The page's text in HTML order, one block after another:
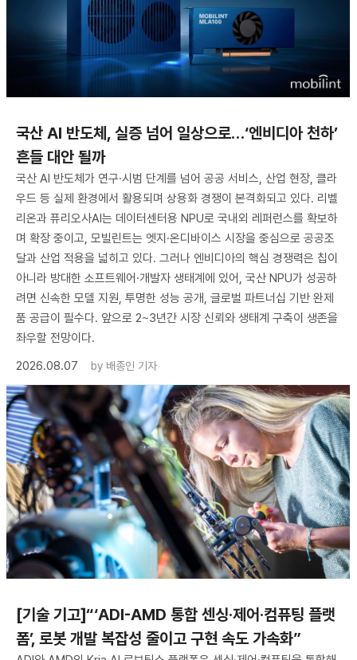
국산 AI 반도체, 실증 넘어 일상으로…‘엔비디아 천하’
흔들 대안 될까
국산 AI 반도체가 연구·시범 단계를 넘어 공공 서비스, 산업 현장, 클라
우드 등 실제 환경에서 활용되며 상용화 경쟁이 본격화되고 있다. 리벨
리온과 퓨리오사AI는 데이터센터용 NPU로 국내외 레퍼런스를 확보하
며 확장 중이고, 모빌린트는 엣지·온디바이스 시장을 중심으로 공공조
달과 산업 적용을 넓히고 있다. 그러나 엔비디아의 핵심 경쟁력은 칩이
아니라 방대한 소프트웨어·개발자 생태계에 있어, 국산 NPU가 성공하
려면 신속한 모델 지원, 투명한 성능 공개, 글로벌 파트너십 기반 완제
품 공급이 필수다. 앞으로 2~3년간 시장 신뢰와 생태계 구축이 생존을
좌우할 전망이다.
2026.08.07
by 배종인 기자
[기술 기고]“‘ADI-AMD 통합 센싱·제어·컴퓨팅 플랫
폼’, 로봇 개발 복잡성 줄이고 구현 속도 가속화”